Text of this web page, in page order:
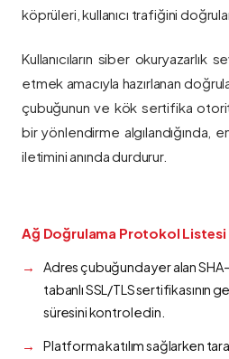
köprüleri, kullanıcı trafiğini
Kullanıcıların siber okuryazarlık
etmek amacıyla hazırlanan
çubuğunun ve kök sertifika
bir yönlendirme algılandığında,
iletimini anında durdurur.
Ağ Doğrulama Protokol Listesi
Adres çubuğunda yer alan
tabanlı SSL/TLS sertifikasının
süresini kontrol edin.
Platforma katılım sağlarken